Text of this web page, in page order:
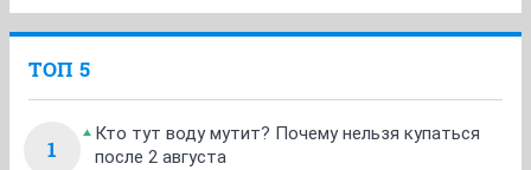
ТОП 5
1
Кто тут воду мутит? Почему нельзя купаться
после 2 августа